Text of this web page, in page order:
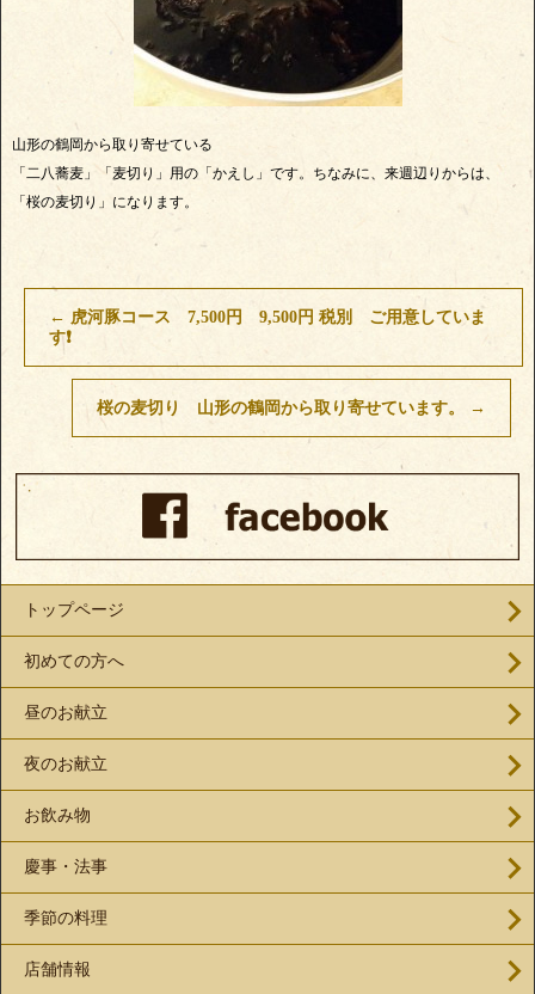
山形の鶴岡から取り寄せている
「二八蕎麦」「麦切り」用の「かえし」です。ちなみに、来週辺りからは、
「桜の麦切り」になります。
← 虎河豚コース 7,500円 9,500円 税別 ご用意していま
す❗
桜の麦切り 山形の鶴岡から取り寄せています。 →
トップページ
初めての方へ
昼のお献立
夜のお献立
お飲み物
慶事・法事
季節の料理
店舗情報